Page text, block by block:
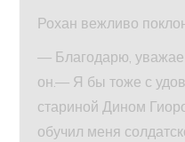
Рохан вежливо
— Благодарю,
он.— Я бы тоже с
стариной Дином
обучил меня